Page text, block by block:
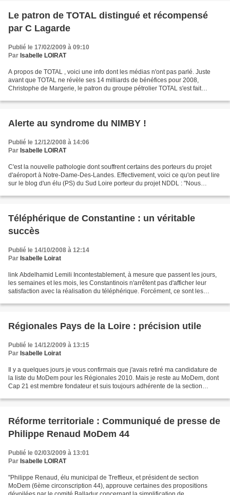
Le patron de TOTAL distingué et récompensé
par C Lagarde
Publié le 17/02/2009 à 09:10
Par Isabelle LOIRAT
A propos de TOTAL , voici une info dont les médias n'ont pas parlé. Juste
avant que TOTAL ne révèle ses 14 milliards de bénéfices pour 2008,
Christophe de Margerie, le patron du groupe pétrolier TOTAL s'est fait
Alerte au syndrome du NIMBY !
Publié le 12/12/2008 à 14:06
Par Isabelle LOIRAT
C'est la nouvelle pathologie dont souffrent certains des porteurs du projet
d'aéroport à Notre-Dame-Des-Landes. Effectivement, voici ce qu'on peut lire
sur le blog d'un élu (PS) du Sud Loire porteur du projet NDDL : "Nous
Téléphérique de Constantine : un véritable
succès
Publié le 14/10/2008 à 12:14
Par Isabelle Loirat
link Abdelhamid Lemili Incontestablement, à mesure que passent les jours,
les semaines et les mois, les Constantinois n'arrêtent pas d'afficher leur
satisfaction avec la réalisation du téléphérique. Forcément, ce sont les
Régionales Pays de la Loire : précision utile
Publié le 14/12/2009 à 13:15
Par Isabelle Loirat
Il y a quelques jours je vous confirmais que j'avais retiré ma candidature de
la liste du MoDem pour les Régionales 2010. Mais je reste au MoDem, dont
Cap 21 est membre fondateur et suis toujours adhérente de la section
Réforme territoriale : Communiqué de presse de
Philippe Renaud MoDem 44
Publié le 02/03/2009 à 13:01
Par Isabelle LOIRAT
"Philippe Renaud, élu municipal de Treffieux, et président de section
MoDem (6ème circonscription 44), approuve certaines des propositions